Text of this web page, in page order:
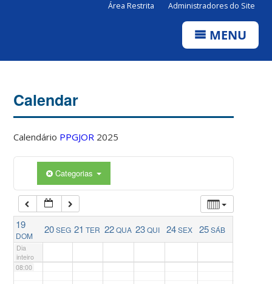
Área Restrita Administradores do Site
MENU
Calendar
Calendário PPGJOR 2025
Categorias
19
DOM
20SEG 21 TER 22QUA 23QUI 24SEX 25SÁB
Dia
inteiro
05:00
06:00
07:00
08:00